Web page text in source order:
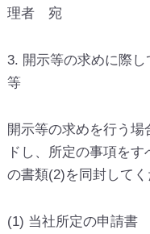
理者 宛
3. 開示等の求めに際し
等
開示等の求めを行う
ドし、所定の事項を
の書類(2)を同封してく
(1) 当社所定の申請書